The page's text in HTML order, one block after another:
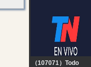
（107071）Todo